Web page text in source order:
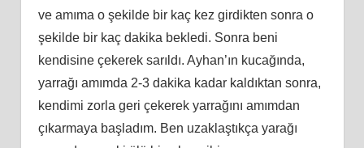
ve amıma o şekilde bir kaç kez girdikten sonra o
şekilde bir kaç dakika bekledi. Sonra beni
kendisine çekerek sarıldı. Ayhan’ın kucağında,
yarrağı amımda 2-3 dakika kadar kaldıktan sonra,
kendimi zorla geri çekerek yarrağını amımdan
çıkarmaya başladım. Ben uzaklaştıkça yarağı